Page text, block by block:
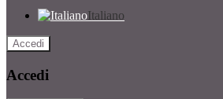
Italiano
Accedi
Accedi